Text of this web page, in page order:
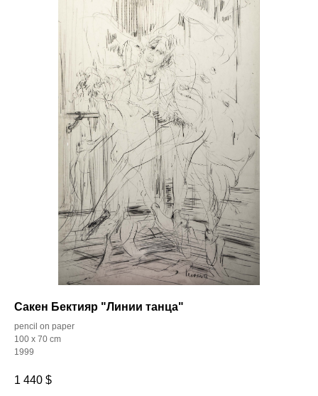
Сакен Бектияр "Линии танца"
pencil on paper
100 x 70 cm
1999
1 440 $